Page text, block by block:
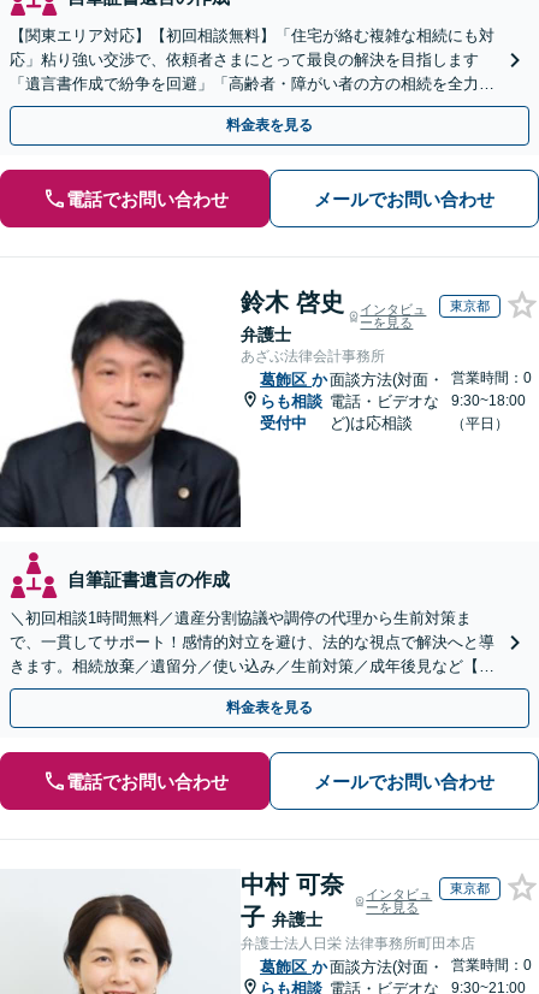
【関東エリア対応】【初回相談無料】「住宅が絡む複雑な相続にも対
応」粘り強い交渉で、依頼者さまにとって最良の解決を目指します
「遺言書作成で紛争を回避」「高齢者・障がい者の方の相続を全力サ
ポート」【全国出張】【完全個室制】【バリアフリー対応】
料金表を見る
電話でお問い合わせ メールでお問い合わせ
鈴木 啓史
弁護士
インタビュ
ーを見る
東京都
あざぶ法律会計事務所
葛飾区 か
らも相談
受付中
面談方法(対面・
電話・ビデオな
ど)は応相談
営業時間：0
9:30~18:00
（平日）
自筆証書遺言の作成
＼初回相談1時間無料／遺産分割協議や調停の代理から生前対策ま
で、一貫してサポート！感情的対立を避け、法的な視点で解決へと導
きます。相続放棄／遺留分／使い込み／生前対策／成年後見など【W
EB面談対応】
料金表を見る
電話でお問い合わせ メールでお問い合わせ
中村 可奈
子 弁護士
インタビュ
ーを見る
東京都
弁護士法人日栄 法律事務所町田本店
葛飾区 か
らも相談
面談方法(対面・
電話・ビデオな
営業時間：0
9:30~21:00